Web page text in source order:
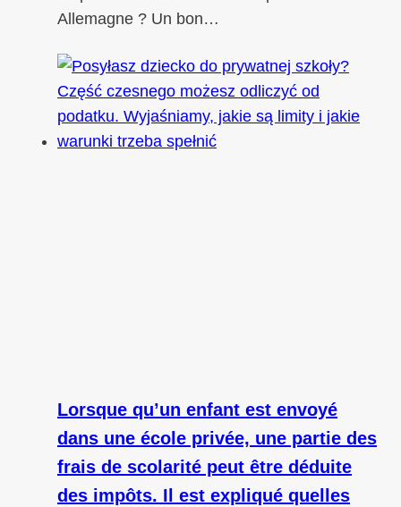
Allemagne ? Un bon…
Lorsque qu’un enfant est envoyé
dans une école privée, une partie des
frais de scolarité peut être déduite
des impôts. Il est expliqué quelles